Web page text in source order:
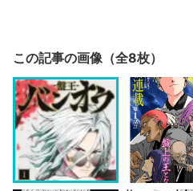
この記事の画像（全8枚）